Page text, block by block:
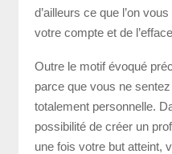
d’ailleurs ce que l’on
votre compte et de
Outre le motif évoqué
parce que vous ne
totalement personnelle.
possibilité de créer un
une fois votre but atteint,